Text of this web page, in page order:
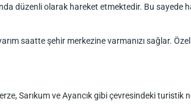
düzenli olarak hareket etmektedir. Bu sayede
saatte şehir merkezine varmanızı sağlar.
Sarıkum ve Ayancık gibi çevresindeki